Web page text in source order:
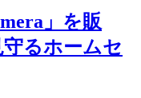
」を販
るホームセ